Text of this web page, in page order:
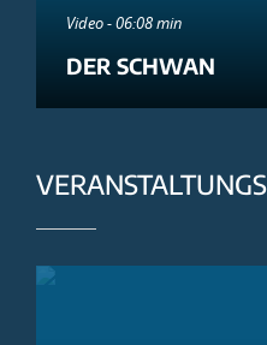
Video - 06:08 min
DER SCHWAN